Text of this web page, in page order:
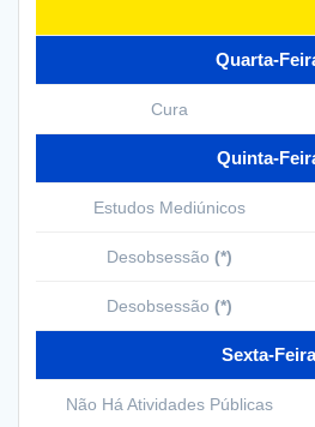
Quarta-
Cura
Quinta-
Estudos Mediúnicos
Desobsessão (*)
Desobsessão (*)
Sexta-Feira
Não Há Atividades Públicas